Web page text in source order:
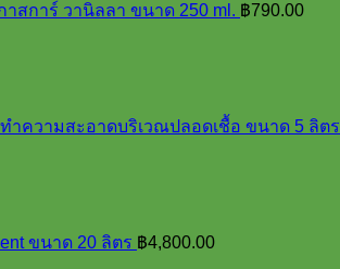
าสการ์ วานิลลา ขนาด 250 ml. ฿790.00
ำความสะอาดบริเวณปลอดเชื้อ ขนาด 5 ลิตร
ขนาด 20 ลิตร ฿4,800.00